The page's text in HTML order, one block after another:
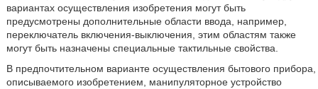
вариантах осуществления изобретения могут быть
предусмотрены дополнительные области ввода, например,
переключатель включения-выключения, этим областям также
могут быть назначены специальные тактильные свойства.
В предпочтительном варианте осуществления бытового прибора,
описываемого изобретением, манипуляторное устройство